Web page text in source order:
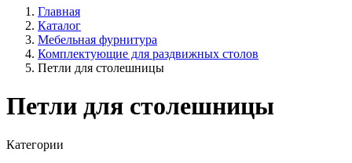
Главная
Каталог
Мебельная фурнитура
Комплектующие для раздвижных столов
Петли для столешницы
Петли для столешницы
Категории